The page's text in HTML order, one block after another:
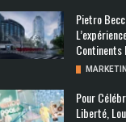
Pietro
Continents
Pour
Liberté,